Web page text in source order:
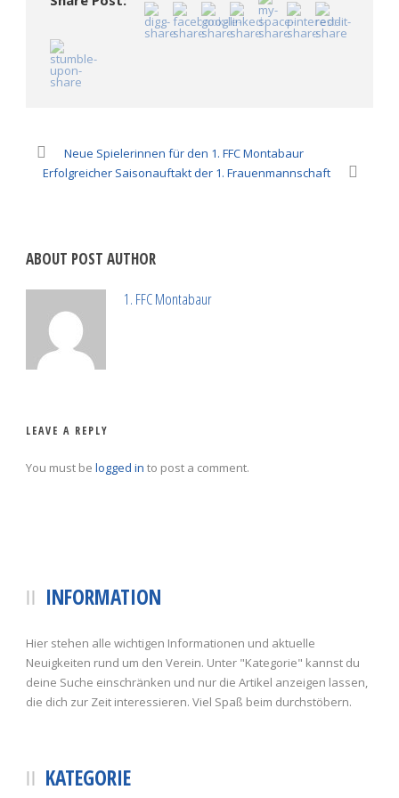
geöffnet)geöffnet)
Neue Spielerinnen für den 1. FFC Montabaur
Erfolgreicher Saisonauftakt der 1. Frauenmannschaft
ABOUT POST AUTHOR
1. FFC Montabaur
LEAVE A REPLY
You must be logged in to post a comment.
INFORMATION
Hier stehen alle wichtigen Informationen und aktuelle
Neuigkeiten rund um den Verein. Unter "Kategorie" kannst du
deine Suche einschränken und nur die Artikel anzeigen lassen,
die dich zur Zeit interessieren. Viel Spaß beim durchstöbern.
KATEGORIE